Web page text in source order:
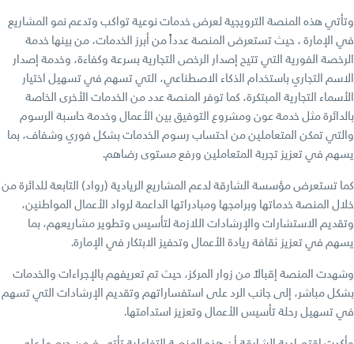
وتأتي هذه المنصة الترويجية لعرض خدمات نوعية تواكب وتدعم نمو المشاريع
في الإمارة ، حيث تستعرض المنصة عدداً من أبرز الخدمات، من بينها خدمة
الرخصة الفورية التي تتيح إصدار الرخص التجارية بسرعة وكفاءة، وخدمة إصدار
الاسم التجاري باستخدام الذكاء الاصطناعي، التي تسهم في تسهيل اختيار
الأسماء التجارية المبتكرة، كما توفر المنصة عدد من الخدمات الأخرى الخاصة
بالدائرة مثل خدمة عون ومشروع التوفيق بين الأعمال وخدمة حاسبة الرسوم
والتي تمكن المتعاملين من احتساب رسوم الخدمات بشكل فوري وشفاف، بما
يسهم في تعزيز تجربة المتعاملين ورفع مستوى رضاهم.
كما تستعرض مؤسسة الشارقة لدعم المشاريع الريادية (رواد) التابعة للدائرة من
خلال المنصة خدماتها وبرامجها ومبادراتها الداعمة لرواد الأعمال المواطنين،
وتقديم الاستشارات والإرشادات اللازمة لتأسيس وتطوير مشاريعهم، بما
يسهم في تعزيز ثقافة ريادة الأعمال وتحفيز الابتكار في الإمارة.
وشهدت المنصة إقبالاً من زوار المركز، حيث تم تعريفهم بالإجراءات والخدمات
بشكل مباشر، إلى جانب الرد على استفساراتهم وتقديم الإرشادات التي تسهم
في تسهيل رحلة تأسيس الأعمال وتعزيز استدامتها.